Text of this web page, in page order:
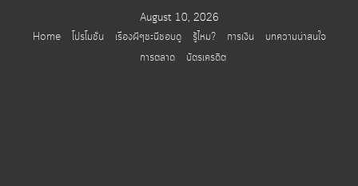
August 10, 2026
Home
โปรโมชั่น เรื่องผีๆชะนีชอบดู รู้ไหม? การเงิน
บทความน่าสนใจ
การตลาด
บัตรเครดิต